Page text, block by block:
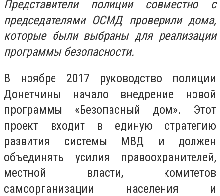
Представители полиции совместно с
председателями ОСМД проверили дома,
которые были выбраны для реализации
программы безопасности.
В ноябре 2017 руководство полиции
Донетчины начало внедрение новой
программы «Безопасный дом». Этот
проект входит в единую стратегию
развития системы МВД и должен
объединять усилия правоохранителей,
местной власти, комитетов
самоорганизации населения и